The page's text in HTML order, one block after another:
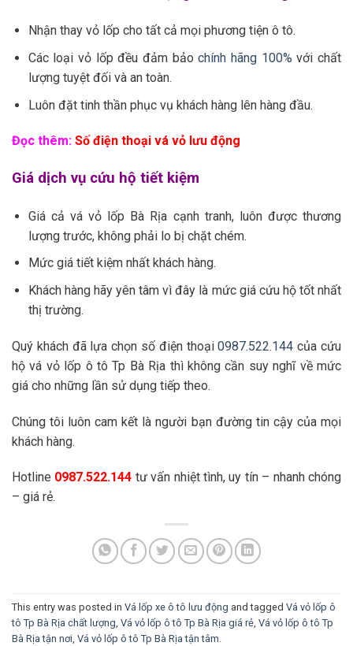
Nhận thay vỏ lốp cho tất cả mọi phương tiện ô tô.
Các loại vỏ lốp đều đảm bảochính hãng 100% với chất
lượng tuyệt đối và an toàn.
Luôn đặt tinh thần phục vụ khách hàng lên hàng đầu.
Đọc thêm: Số điện thoại vá vỏ lưu động
Giá dịch vụ cứu hộ tiết kiệm
Giá cả vá vỏ lốp Bà Rịa cạnh tranh, luôn được thương
lượng trước, không phải lo bị chặt chém.
Mức giá tiết kiệm nhất khách hàng.
Khách hàng hãy yên tâm vì đây là mức giá cứu hộ tốt nhất
thị trường.
Quý khách đã lựa chọn số điện thoại0987.522.144 của cứu
hộ vá vỏ lốp ô tô Tp Bà Rịa thì không cần suy nghĩ về mức
giá cho những lần sử dụng tiếp theo.
Chúng tôi luôn cam kết là người bạn đường tin cậy của mọi
khách hàng.
Hotline 0987.522.144 tư vấn nhiệt tình, uy tín – nhanh chóng
– giá rẻ.
This entry was posted in Vá lốp xe ô tô lưu động and tagged Vá vỏ lốp ô
tô Tp Bà Rịa chất lượng Vá vỏ lốp ô tô Tp Bà Rịa giá rẻ Vá vỏ lốp ô tô Tp
Bà Rịa tận nơi Vá vỏ lốp ô tô Tp Bà Rịa tận tâm